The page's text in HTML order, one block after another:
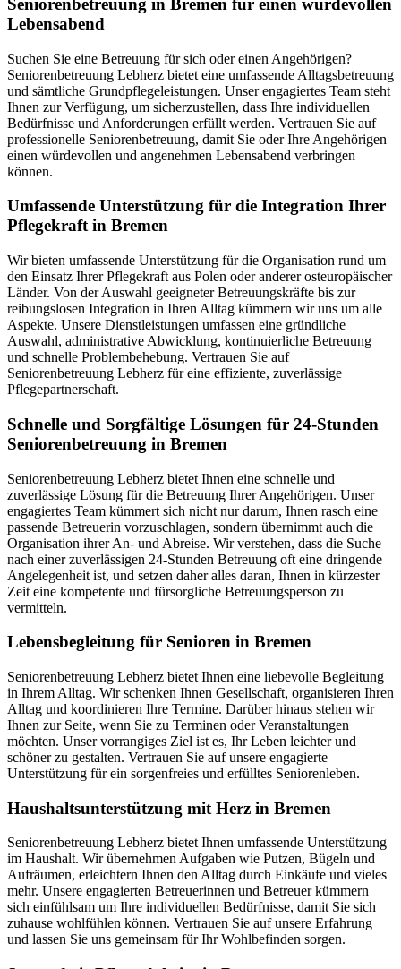
Senioren­betreuung in Bremen für einen würdevollen
Lebensabend
Suchen Sie eine Betreuung für sich oder einen Angehörigen?
Seniorenbetreuung Lebherz bietet eine umfassende Alltagsbetreuung
und sämtliche Grundpflegeleistungen. Unser engagiertes Team steht
Ihnen zur Verfügung, um sicherzustellen, dass Ihre individuellen
Bedürfnisse und Anforderungen erfüllt werden. Vertrauen Sie auf
professionelle Seniorenbetreuung, damit Sie oder Ihre Angehörigen
einen würdevollen und angenehmen Lebensabend verbringen
können.
Umfassende Unterstützung für die Integration Ihrer
Pflegekraft in Bremen
Wir bieten umfassende Unterstützung für die Organisation rund um
den Einsatz Ihrer Pflegekraft aus Polen oder anderer osteuropäischer
Länder. Von der Auswahl geeigneter Betreuungskräfte bis zur
reibungslosen Integration in Ihren Alltag kümmern wir uns um alle
Aspekte. Unsere Dienstleistungen umfassen eine gründliche
Auswahl, administrative Abwicklung, kontinuierliche Betreuung
und schnelle Problembehebung. Vertrauen Sie auf
Seniorenbetreuung Lebherz für eine effiziente, zuverlässige
Pflegepartnerschaft.
Schnelle und Sorgfältige Lösungen für 24-Stunden
Seniorenbetreuung in Bremen
Seniorenbetreuung Lebherz bietet Ihnen eine schnelle und
zuverlässige Lösung für die Betreuung Ihrer Angehörigen. Unser
engagiertes Team kümmert sich nicht nur darum, Ihnen rasch eine
passende Betreuerin vorzuschlagen, sondern übernimmt auch die
Organisation ihrer An- und Abreise. Wir verstehen, dass die Suche
nach einer zuverlässigen 24-Stunden Betreuung oft eine dringende
Angelegenheit ist, und setzen daher alles daran, Ihnen in kürzester
Zeit eine kompetente und fürsorgliche Betreuungsperson zu
vermitteln.
Lebensbegleitung für Senioren in Bremen
Seniorenbetreuung Lebherz bietet Ihnen eine liebevolle Begleitung
in Ihrem Alltag. Wir schenken Ihnen Gesellschaft, organisieren Ihren
Alltag und koordinieren Ihre Termine. Darüber hinaus stehen wir
Ihnen zur Seite, wenn Sie zu Terminen oder Veranstaltungen
möchten. Unser vorrangiges Ziel ist es, Ihr Leben leichter und
schöner zu gestalten. Vertrauen Sie auf unsere engagierte
Unterstützung für ein sorgenfreies und erfülltes Seniorenleben.
Haushalts­unterstützung mit Herz in Bremen
Seniorenbetreuung Lebherz bietet Ihnen umfassende Unterstützung
im Haushalt. Wir übernehmen Aufgaben wie Putzen, Bügeln und
Aufräumen, erleichtern Ihnen den Alltag durch Einkäufe und vieles
mehr. Unsere engagierten Betreuerinnen und Betreuer kümmern
sich einfühlsam um Ihre individuellen Bedürfnisse, damit Sie sich
zuhause wohlfühlen können. Vertrauen Sie auf unsere Erfahrung
und lassen Sie uns gemeinsam für Ihr Wohlbefinden sorgen.